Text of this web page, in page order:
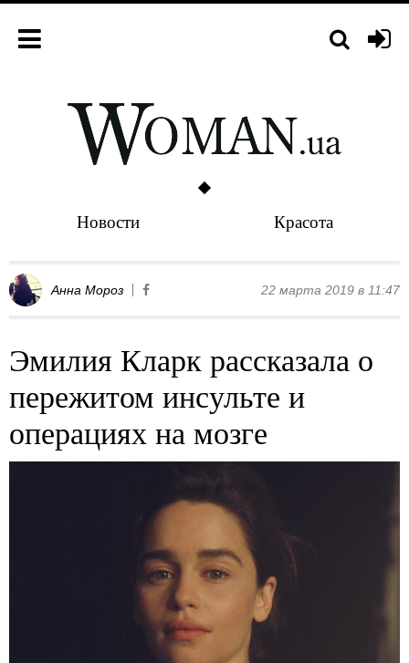
Новости Красота
Анна Мороз 22 марта 2019 в 11:47
Эмилия Кларк рассказала о
пережитом инсульте и
операциях на мозге